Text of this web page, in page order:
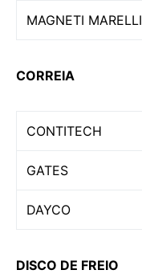
MAGNETI MARELLI
CORREIA
CONTITECH
GATES
DAYCO
DISCO DE FREIO